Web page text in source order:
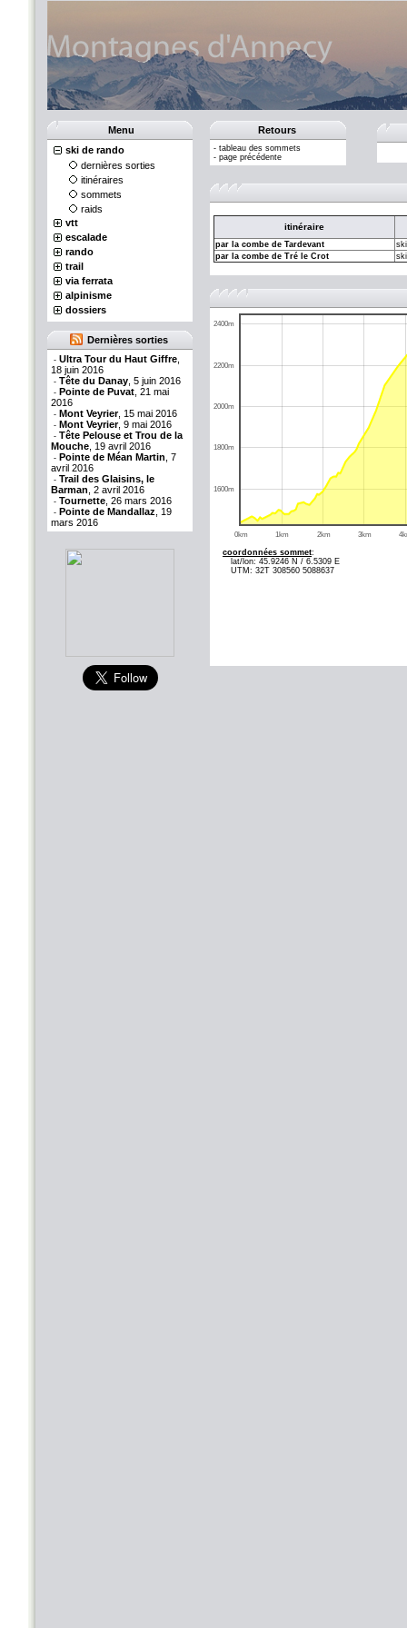
Menu
ski de rando
dernières sorties
itinéraires
sommets
raids
vtt
escalade
rando
trail
via ferrata
alpinisme
dossiers
Dernières sorties
- Ultra Tour du Haut Giffre
18 juin 2016
- Tête du Danay , 5 juin 2016
- Pointe de Puvat , 21 mai
2016
- Mont Veyrier, 15 mai 2016
- Mont Veyrier, 9 mai 2016
- Tête Pelouse et Trou de la
Mouche , 19 avril 2016
- Pointe de Méan Martin , 7
avril 2016
- Trail des Glaisins, le
Barman , 2 avril 2016
- Tournette , 26 mars 2016
- Pointe de Mandallaz , 19
mars 2016
Retours
- tableau des sommets
- page précédente
itinéraire
par la combe de Tardevant
par la combe de Tré le Crot
0km 1km 2km 3km
1600m
1800m
2000m
2200m
2400m
coordonnées sommet:
lat/lon: 45.9246 N / 6.5309 E
UTM: 32T 308560 5088637